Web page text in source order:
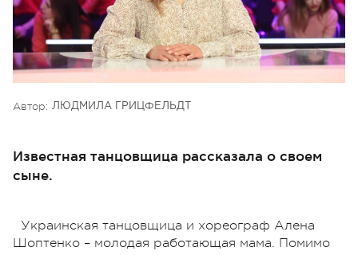
Автор: ЛЮДМИЛА ГРИЦФЕЛЬДТ
Известная танцовщица рассказала о своем
сыне.
Украинская танцовщица и хореограф Алена
Шоптенко – молодая работающая мама. Помимо